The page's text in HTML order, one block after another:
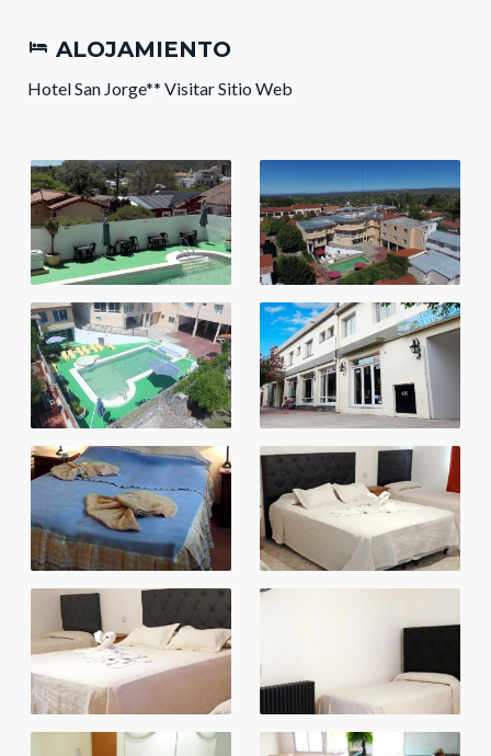
ALOJAMIENTO
Hotel San Jorge** Visitar Sitio Web